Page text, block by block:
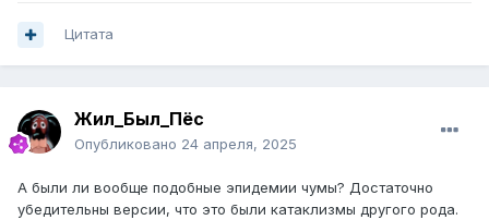
Цитата
Жил_Был_Пёс
Опубликовано 24 апреля, 2025
А были ли вообще подобные эпидемии чумы? Достаточно
убедительны версии, что это были катаклизмы другого рода.